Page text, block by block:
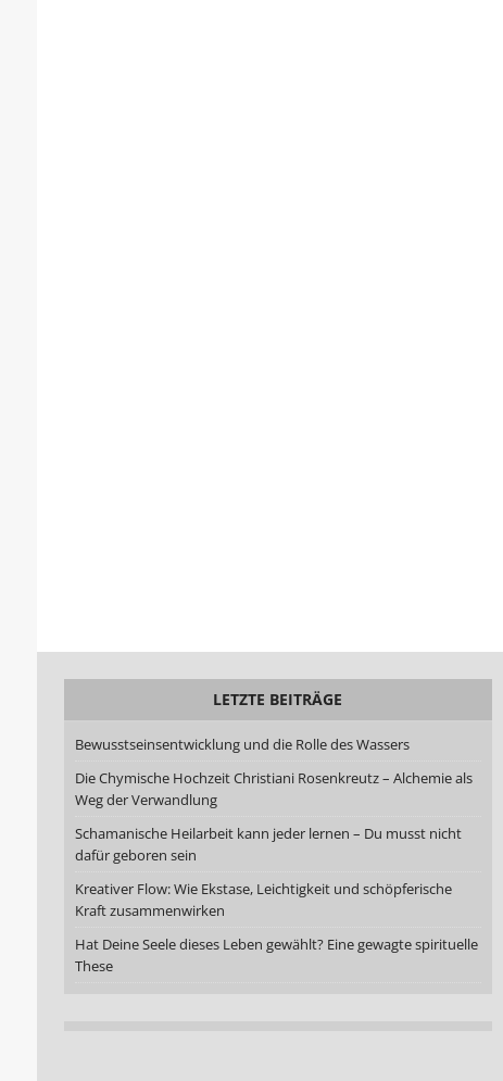
LETZTE BEITRÄGE
Bewusstseinsentwicklung und die Rolle des Wassers
Die Chymische Hochzeit Christiani Rosenkreutz – Alchemie als
Weg der Verwandlung
Schamanische Heilarbeit kann jeder lernen – Du musst nicht
dafür geboren sein
Kreativer Flow: Wie Ekstase, Leichtigkeit und schöpferische
Kraft zusammenwirken
Hat Deine Seele dieses Leben gewählt? Eine gewagte spirituelle
These